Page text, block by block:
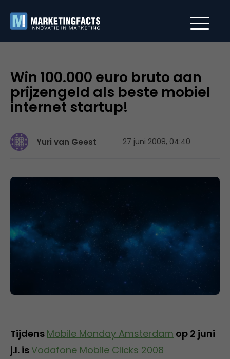
Win 100.000 euro bruto aan
prijzengeld als beste mobiel
internet startup!
Yuri van Geest 27 juni 2008, 04:40
Tijdens Mobile Monday Amsterdam op 2 juni
j.l. isVodafone Mobile Clicks 2008